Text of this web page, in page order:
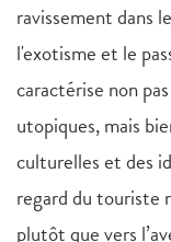
ravissement dans
l'exotisme et le
caractérise non
utopiques, mais
culturelles et des
regard du touriste
plutôt que vers